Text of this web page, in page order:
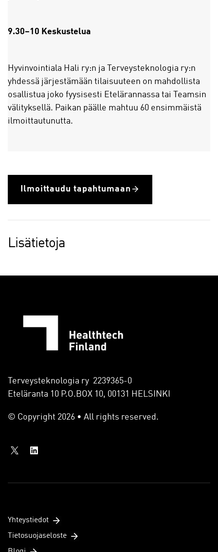
9.30–10 Keskustelua
Hyvinvointiala Hali ry:n ja Terveysteknologia ry:n
yhdessä järjestämään tilaisuuteen on mahdollista
osallistua joko fyysisesti Etelärannassa tai Teamsin
välityksellä. Paikan päälle mahtuu 60 ensimmäistä
ilmoittautunutta.
Ilmoittaudu tapahtumaan
Lisätietoja
Terveysteknologia ry 2239365-0
Eteläranta 10 P.O.BOX 10, 00131 HELSINKI
© Copyright 2026 • All rights reserved.
Yhteystiedot
Tietosuojaseloste